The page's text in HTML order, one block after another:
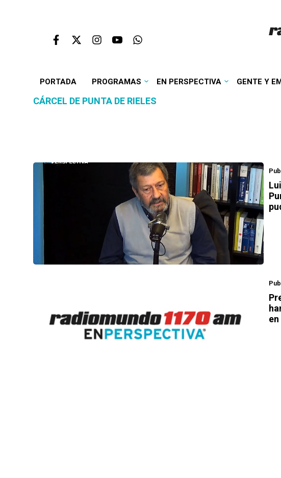
PORTADA PROGRAMAS EN PERSPECTIVA GENTE Y
CÁRCEL DE PUNTA DE RIELES